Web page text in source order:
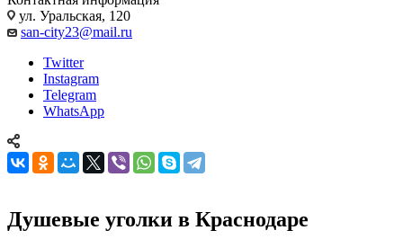
ул. Уральская, 120
san-city23@mail.ru
Twitter
Instagram
Telegram
WhatsApp
Душевые уголки в Краснодаре